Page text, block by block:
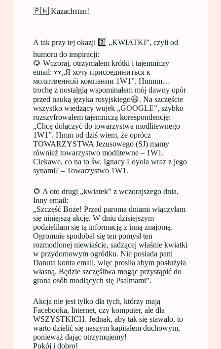
🇵🇼 Kazachstan!
A tak przy tej okazji 2️⃣ „KWIATKI”, czyli od
humoru do inspiracji:
🌻 Wczoraj, otrzymałem krótki i tajemniczy
email: 👀„Я хочу присоединиться к
молитвенной компании 1W1”. Hmmm…
trochę z nostalgią wspominałem mój dawny opór
przed nauką języka rosyjskiego😃. Na szczęście
wszystko wiedzący wujek „GOOGLE”, szybko
rozszyfrowałem tajemniczą korespondencję:
„Chcę dołączyć do towarzystwa modlitewnego
1W1”. Hmm od dziś wiem, że oprócz
TOWARZYSTWA Jezusowego (SJ) mamy
również towarzystwo modlitewne – 1W1.
Ciekawe, co na to św. Ignacy Loyola wraz z jego
synami? – Towarzystwo 1W1.
🌻 A oto drugi „kwiatek” z wczorajszego dnia.
Inny email:
„Szczęść Boże! Przed paroma dniami włączyłam
się niniejszą akcję. W dniu dzisiejszym
podzieliłam się tą informacją z inną znajomą.
Ogromnie spodobał się ten pomysł ten
rozmodlonej niewiaście, sadzącej właśnie kwiatki
w przydomowym ogródku. Nie posiada pani
Danuta konta email, więc prosiła abym posłużyła
własną. Będzie szczęśliwa mogąc przystąpić do
grona osób modlących się Psalmami”.
Akcja nie jest tylko dla tych, którzy mają
Facebooka, Internet, czy komputer, ale dla
WSZYSTKICH. Jednak, aby tak się stawało, to
warto dzielić się naszym kapitałem duchowym,
ponieważ dając otrzymujemy!
Pokój i dobro!